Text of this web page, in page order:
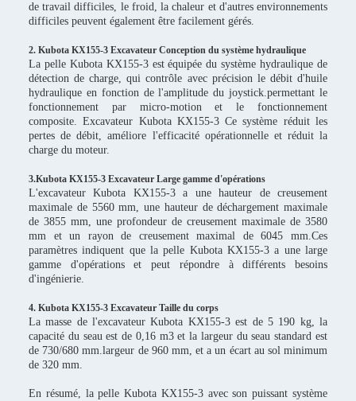
de travail difficiles, le froid, la chaleur et d'autres environnements
difficiles peuvent également être facilement gérés.
2. Kubota KX155-3 Excavateur Conception du système hydraulique
La pelle Kubota KX155-3 est équipée du système hydraulique de
détection de charge, qui contrôle avec précision le débit d'huile
hydraulique en fonction de l'amplitude du joystick.permettant le
fonctionnement par micro-motion et le fonctionnement
composite. Excavateur Kubota KX155-3 Ce système réduit les
pertes de débit, améliore l'efficacité opérationnelle et réduit la
charge du moteur.
3.Kubota KX155-3 Excavateur Large gamme d'opérations
L'excavateur Kubota KX155-3 a une hauteur de creusement
maximale de 5560 mm, une hauteur de déchargement maximale
de 3855 mm, une profondeur de creusement maximale de 3580
mm et un rayon de creusement maximal de 6045 mm.Ces
paramètres indiquent que la pelle Kubota KX155-3 a une large
gamme d'opérations et peut répondre à différents besoins
d'ingénierie.
4. Kubota KX155-3 Excavateur Taille du corps
La masse de l'excavateur Kubota KX155-3 est de 5 190 kg, la
capacité du seau est de 0,16 m3 et la largeur du seau standard est
de 730/680 mm.largeur de 960 mm, et a un écart au sol minimum
de 320 mm.
En résumé, la pelle Kubota KX155-3 avec son puissant système